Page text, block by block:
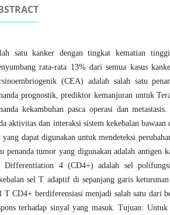
satu kanker dengan tingkat kematian
rata-rata 13% dari semua kasus
(CEA) adalah salah satu
prognostik, prediktor kemanjuran untuk
kekambuhan pasca operasi dan
aktivitas dan interaksi sistem kekebalan
yang dapat digunakan untuk mendeteksi
penanda tumor yang digunakan adalah antigen
Differentiation 4 (CD4+) adalah sel
sel T adaptif di sepanjang garis
T CD4+ berdiferensiasi menjadi salah satu dari
terhadap sinyal yang masuk. Tujuan: